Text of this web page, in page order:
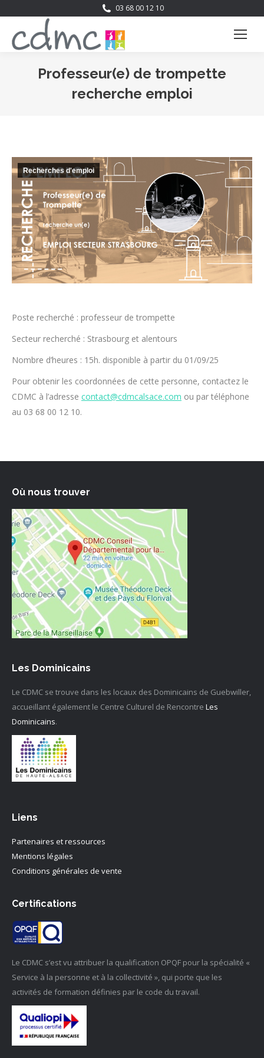
03 68 00 12 10
Professeur(e) de trompette
recherche emploi
Recherches d'emploi
Poste recherché : professeur de trompette
Secteur recherché : Strasbourg et alentours
Nombre d’heures : 15h. disponible à partir du 01/09/25
Pour obtenir les coordonnées de cette personne, contactez le
CDMC à l’adresse contact@cdmcalsace.com ou par téléphone
au 03 68 00 12 10.
Où nous trouver
Les Dominicains
Le CDMC se trouve dans les locaux des Dominicains de Guebwiller,
accueillant également le Centre Culturel de Rencontre Les
Dominicains.
Liens
Partenaires et ressources
Mentions légales
Conditions générales de vente
Certifications
Le CDMC s’est vu attribuer la qualification OPQF pour la spécialité «
Service à la personne et à la collectivité », qui porte que les
activités de formation définies par le code du travail.